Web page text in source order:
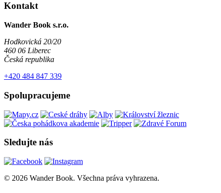
Kontakt
Wander Book s.r.o.
Hodkovická 20/20
460 06 Liberec
Česká republika
+420 484 847 339
Spolupracujeme
Sledujte nás
© 2026 Wander Book. Všechna práva vyhrazena.